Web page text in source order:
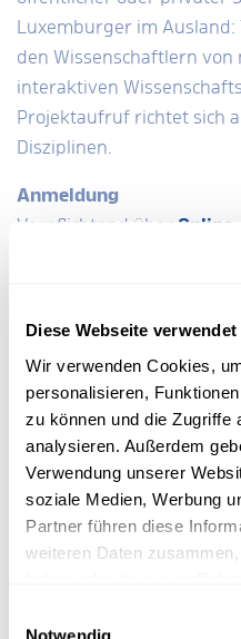
Diese Webseite
Wir verwenden Cookies,
personalisieren,
zu können und die Zugriffe
analysieren. Außerdem
Verwendung unserer
soziale Medien, Werbung
Partner führen diese
weiteren Daten
Luxemburger im
den Wissenschaftlern
interaktiven
Projektaufruf richtet sich
Disziplinen.
Anmeldung
Verpflichtend über
nie das Grant System
Anmeldefrist
Die Ausschreibung ist
Anmeldung